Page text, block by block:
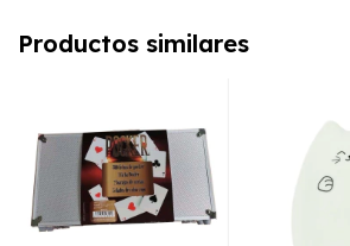
Productos similares